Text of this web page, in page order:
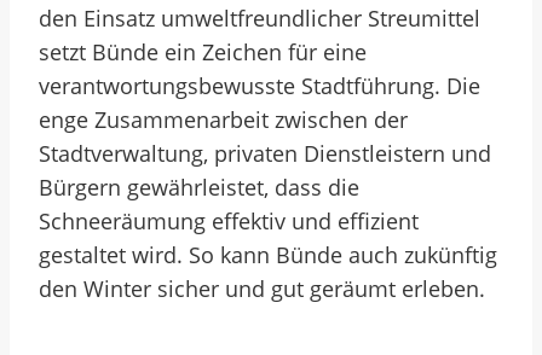
den Einsatz umweltfreundlicher Streumittel
setzt Bünde ein Zeichen für eine
verantwortungsbewusste Stadtführung. Die
enge Zusammenarbeit zwischen der
Stadtverwaltung, privaten Dienstleistern und
Bürgern gewährleistet, dass die
Schneeräumung effektiv und effizient
gestaltet wird. So kann Bünde auch zukünftig
den Winter sicher und gut geräumt erleben.